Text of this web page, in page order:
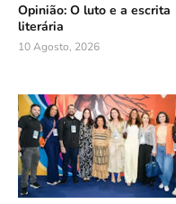
Opinião: O luto e a escrita
literária
10 Agosto, 2026